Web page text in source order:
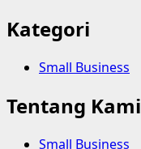
Kategori
Small Business
Tentang Kami
Small Business